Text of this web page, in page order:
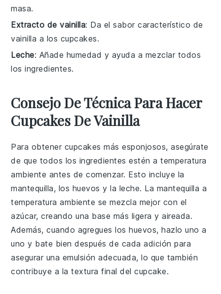
masa.
Extracto de vainilla: Da el sabor característico de
vainilla a los cupcakes.
Leche: Añade humedad y ayuda a mezclar todos
los ingredientes.
Consejo De Técnica Para Hacer
Cupcakes De Vainilla
Para obtener cupcakes más esponjosos, asegúrate
de que todos los ingredientes estén atemperatura
ambiente antes de comenzar. Esto incluye la
mantequilla, los huevos y la leche. La mantequilla a
temperatura ambiente se mezcla mejor con el
azúcar, creando una base más ligera y aireada.
Además, cuando agregues loshuevos, hazlo uno a
uno y bate bien después de cada adición para
asegurar una emulsión adecuada, lo que también
contribuye a la textura final delcupcake.